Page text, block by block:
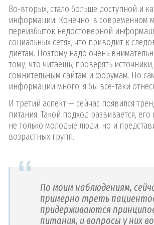
Во-вторых, стало больше доступной и
информации. Конечно, в современном
переизбыток недостоверной
социальных сетях, что приводит к
диетам. Поэтому надо очень
тому, что читаешь, проверять
сомнительным сайтам и форумам. Но
информации много, я бы все-таки
И третий аспект — сейчас появился
питания. Такой подход развивается,
не только молодые люди, но и
возрастных групп.
По моим наблюдениям,
примерно треть
придерживаются
питания, и вопросы у них